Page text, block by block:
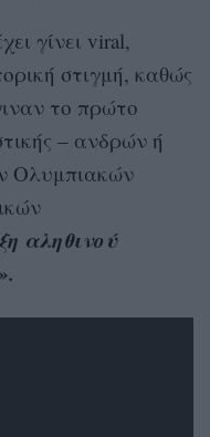
γίνει viral,
στιγμή, καθώς
το πρώτο
– ανδρών ή
Ολυμπιακών
αληθινού